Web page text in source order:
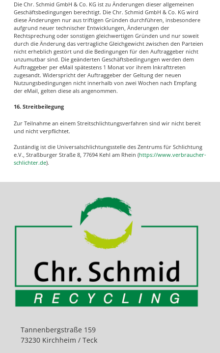
Die Chr. Schmid GmbH & Co. KG ist zu Änderungen dieser allgemeinen
Geschäftsbedingungen berechtigt. Die Chr. Schmid GmbH & Co. KG wird
diese Änderungen nur aus triftigen Gründen durchführen, insbesondere
aufgrund neuer technischer Entwicklungen, Änderungen der
Rechtsprechung oder sonstigen gleichwertigen Gründen und nur soweit
durch die Änderung das vertragliche Gleichgewicht zwischen den Parteien
nicht erheblich gestört und die Bedingungen für den Auftraggeber nicht
unzumutbar sind. Die geänderten Geschäftsbedingungen werden dem
Auftraggeber per eMail spätestens 1 Monat vor ihrem Inkrafttreten
zugesandt. Widerspricht der Auftraggeber der Geltung der neuen
Nutzungsbedingungen nicht innerhalb von zwei Wochen nach Empfang
der eMail, gelten diese als angenommen.
16. Streitbeilegung
Zur Teilnahme an einem Streitschlichtungsverfahren sind wir nicht bereit
und nicht verpflichtet.
Zuständig ist die Universalschlichtungsstelle des Zentrums für Schlichtung
e.V., Straßburger Straße 8, 77694 Kehl am Rhein (https://www.verbraucher-
schlichter.de).
Tannenbergstraße 159
73230 Kirchheim / Teck